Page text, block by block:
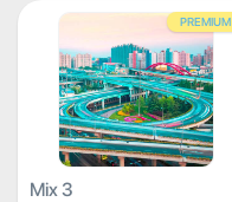
PREMIUM
Mix 3